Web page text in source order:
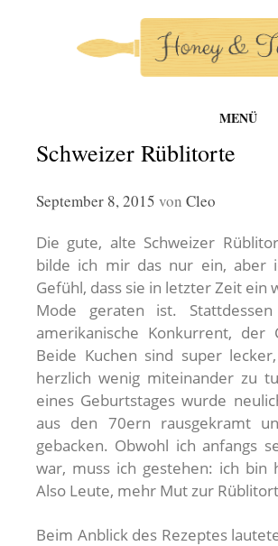
springen
MENÜ
honey-and-tahini
Schweizer Rüblitorte
September 8, 2015 von Cleo
Die gute, alte Schweizer
bilde ich mir das nur ein, aber
Gefühl, dass sie in letzter Zeit ein
Mode geraten ist.
amerikanische Konkurrent, der
Beide Kuchen sind super
herzlich wenig miteinander zu
eines Geburtstages wurde
aus den 70ern rausgekramt
gebacken. Obwohl ich anfangs
war, muss ich gestehen: ich bin
Also Leute, mehr Mut zur
Beim Anblick des Rezeptes